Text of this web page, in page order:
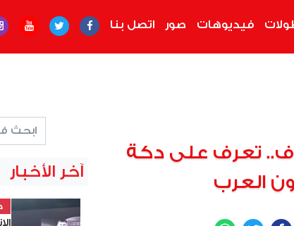
فيديوهات صور اتصل بنا
تعرف على دكة
العرب
آخر الأخبار